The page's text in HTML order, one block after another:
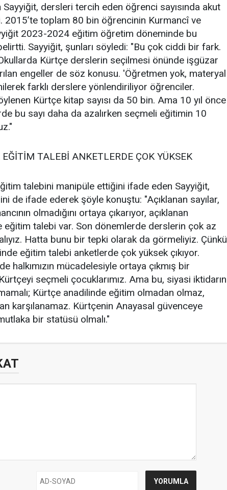
dersleri tercih eden öğrenci sayısında akut
toplam 80 bin öğrencinin Kurmancî ve
2023-2024 eğitim öğretim döneminde bu
Sayyiğit, şunları söyledi: "Bu çok ciddi bir fark.
Kürtçe derslerin seçilmesi önünde işgüzar
engeller de söz konusu. 'Öğretmen yok, materyal
farklı derslere yönlendiriliyor öğrenciler.
Kürtçe kitap sayısı da 50 bin. Ama 10 yıl önce
bu sayı daha da azalırken seçmeli eğitimin 10
TALEBİ ANKETLERDE ÇOK YÜKSEK
talebini manipüle ettiğini ifade eden Sayyiğit,
de ifade ederek şöyle konuştu: "Açıklanan sayılar,
olmadığını ortaya çıkarıyor, açıklanan
eğitim talebi var. Son dönemlerde derslerin çok az
Hatta bunu bir tepki olarak da görmeliyiz. Çünkü
eğitim talebi anketlerde çok yüksek çıkıyor.
halkımızın mücadelesiyle ortaya çıkmış bir
seçmeli çocuklarımız. Ama bu, siyasi iktidarın
Kürtçe anadilinde eğitim olmadan olmaz,
karşılanamaz. Kürtçenin Anayasal güvenceye
bir statüsü olmalı."